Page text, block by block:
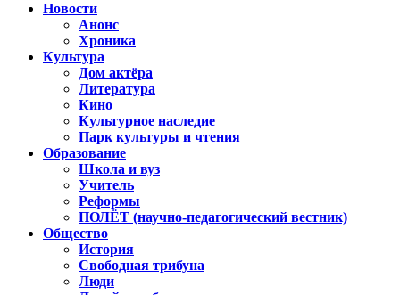
Новости
Анонс
Хроника
Культура
Дом актёра
Литература
Кино
Культурное наследие
Парк культуры и чтения
Образование
Школа и вуз
Учитель
Реформы
ПОЛЁТ (научно-педагогический вестник)
Общество
История
Свободная трибуна
Люди